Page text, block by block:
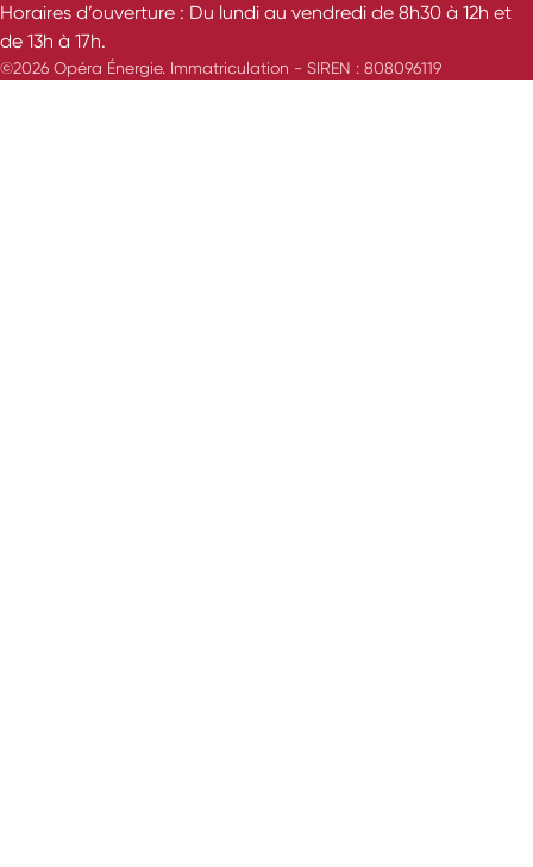
Horaires d’ouverture : Du lundi au vendredi de 8h30 à 12h et
de 13h à 17h.
©2026 Opéra Énergie. Immatriculation - SIREN : 808096119